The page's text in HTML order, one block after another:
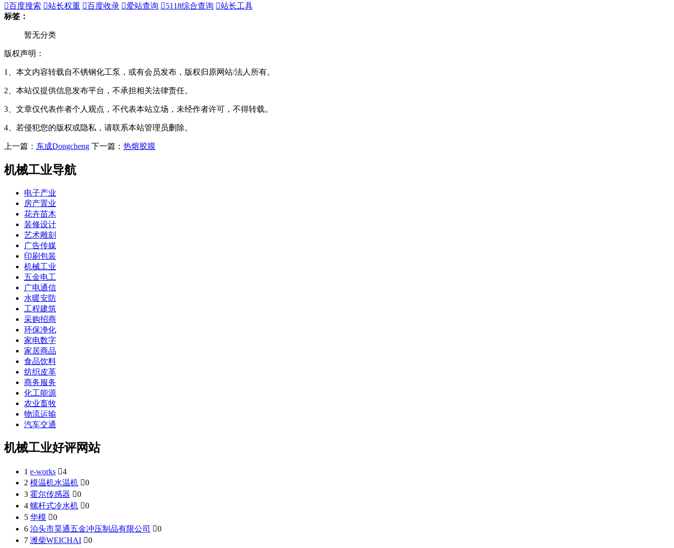
百度搜索 站长权重 百度收录 爱站查询 5118综合查询 站长工具
标签：
暂无分类
版权声明：
1、本文内容转载自不锈钢化工泵，或有会员发布，版权归原网站/法人所有。
2、本站仅提供信息发布平台，不承担相关法律责任。
3、文章仅代表作者个人观点，不代表本站立场，未经作者许可，不得转载。
4、若侵犯您的版权或隐私，请联系本站管理员删除。
上一篇： 东成Dongcheng 下一篇： 热熔胶膜
机械工业导航
电子产业
房产置业
花卉苗木
装修设计
艺术雕刻
广告传媒
印刷包装
机械工业
五金电工
广电通信
水暖安防
工程建筑
采购招商
环保净化
家电数字
家居商品
食品饮料
纺织皮革
商务服务
化工能源
农业畜牧
物流运输
汽车交通
机械工业好评网站
1 e-works 4
2 模温机水温机 0
3 霍尔传感器 0
4 螺杆式冷水机 0
5 华模 0
6 泊头市昊通五金冲压制品有限公司 0
7 潍柴WEICHAI 0